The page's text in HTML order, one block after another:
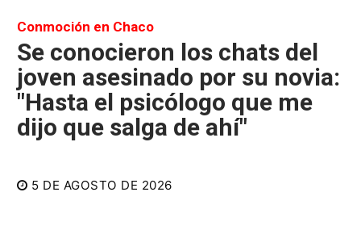
Conmoción en Chaco
Se conocieron los chats del
joven asesinado por su novia:
"Hasta el psicólogo que me
dijo que salga de ahí"
5 DE AGOSTO DE 2026